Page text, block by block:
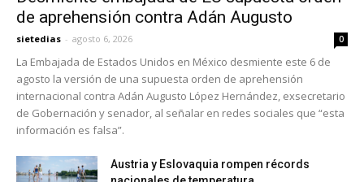
de aprehensión contra Adán Augusto
sietedias - agosto 6, 2026 0
La Embajada de Estados Unidos en México desmiente este 6 de
agosto la versión de una supuesta orden de aprehensión
internacional contra Adán Augusto López Hernández, exsecretario
de Gobernación y senador, al señalar en redes sociales que “esta
información es falsa”.
Austria y Eslovaquia rompen récords